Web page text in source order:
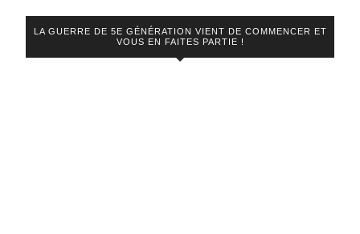
LA GUERRE DE 5E GÉNÉRATION VIENT DE COMMENCER ET
VOUS EN FAITES PARTIE !